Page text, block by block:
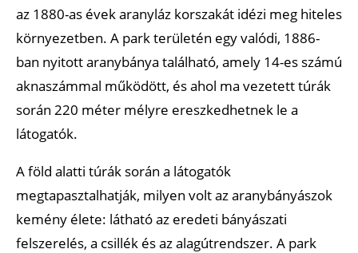
az 1880-as évek aranyláz korszakát idézi meg hiteles
környezetben. A park területén egy valódi, 1886-
ban nyitott aranybánya található, amely 14-es számú
aknaszámmal működött, és ahol ma vezetett túrák
során 220 méter mélyre ereszkedhetnek le a
látogatók.
A föld alatti túrák során a látogatók
megtapasztalhatják, milyen volt az aranybányászok
kemény élete: látható az eredeti bányászati
felszerelés, a csillék és az alagútrendszer. A park